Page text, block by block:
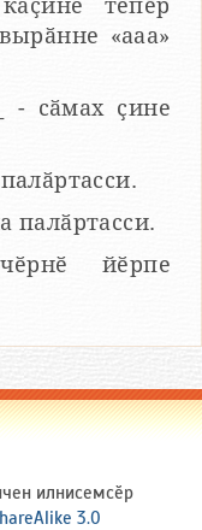
тепӗр
«ааа»
- сӑмах ҫине
палӑртасси.
йӗрпе
илнисемсӗр
3.0